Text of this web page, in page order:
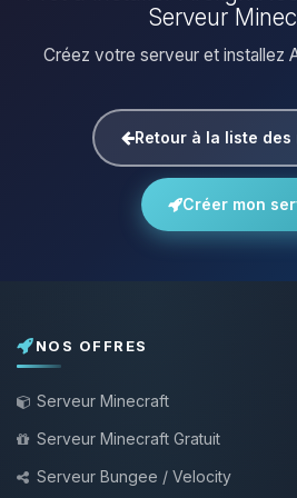
Serveur
Créez votre serveur et installez
Retour à la liste des
Créer mon
NOS OFFRES
Serveur Minecraft
Serveur Minecraft Gratuit
Serveur Bungee / Velocity